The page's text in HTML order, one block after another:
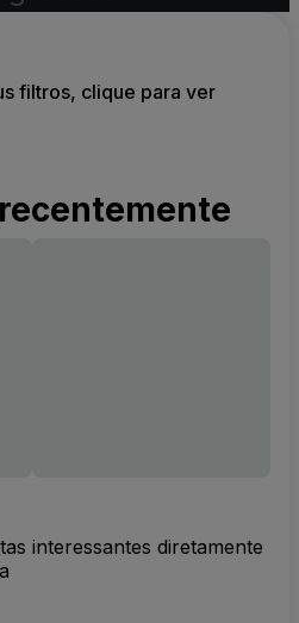
filtros, clique para ver
interessantes diretamente